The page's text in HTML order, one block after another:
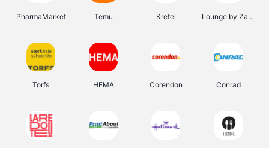
PharmaMarket Temu Krefel Lounge by Zalando
Torfs HEMA Corendon Conrad